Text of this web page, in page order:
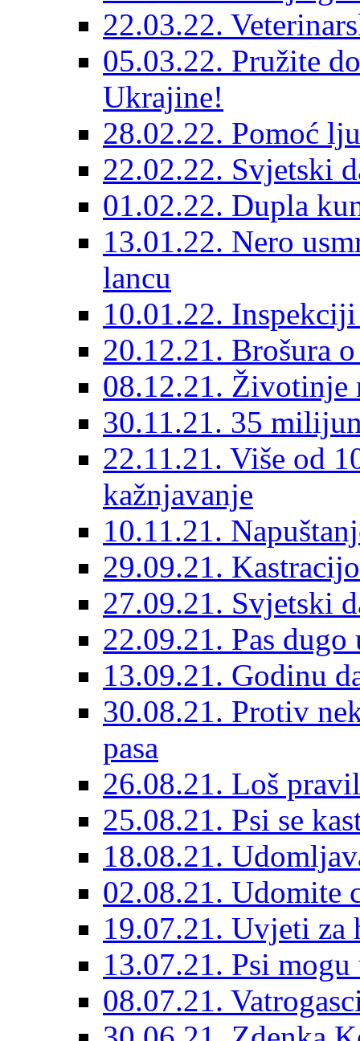
22.03.22.
05.03.22. Pružite
Ukrajine!
28.02.22. Pomoć
22.02.22. Svjetski
01.02.22. Dupla
13.01.22. Nero
lancu
10.01.22.
20.12.21. Brošura
08.12.21.
30.11.21. 35
22.11.21. Više od
kažnjavanje
10.11.21.
29.09.21.
27.09.21. Svjetski
22.09.21. Pas
13.09.21. Godinu
30.08.21. Protiv
pasa
26.08.21. Loš
25.08.21. Psi se
18.08.21.
02.08.21. Udomite
19.07.21. Uvjeti za
13.07.21. Psi
08.07.21.